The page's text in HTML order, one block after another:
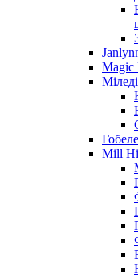
Міледі
Mill